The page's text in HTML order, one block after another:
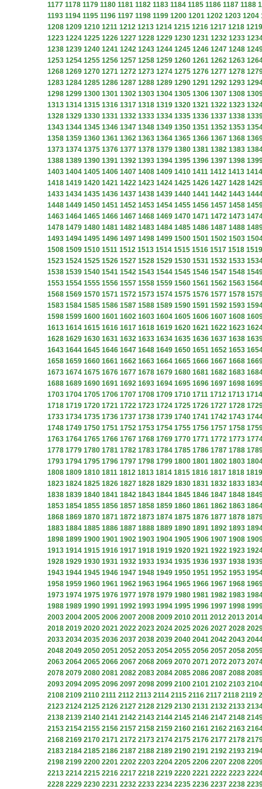
1177 1178 1179 1180 1181 1182 1183 1184 1185 1186 1187 1188
1193 1194 1195 1196 1197 1198 1199 1200 1201 1202 1203 1204
1208 1209 1210 1211 1212 1213 1214 1215 1216 1217 1218 1219
1223 1224 1225 1226 1227 1228 1229 1230 1231 1232 1233
1238 1239 1240 1241 1242 1243 1244 1245 1246 1247 1248
1253 1254 1255 1256 1257 1258 1259 1260 1261 1262 1263
1268 1269 1270 1271 1272 1273 1274 1275 1276 1277 1278
1283 1284 1285 1286 1287 1288 1289 1290 1291 1292 1293
1298 1299 1300 1301 1302 1303 1304 1305 1306 1307 1308
1313 1314 1315 1316 1317 1318 1319 1320 1321 1322 1323
1328 1329 1330 1331 1332 1333 1334 1335 1336 1337 1338
1343 1344 1345 1346 1347 1348 1349 1350 1351 1352 1353
1358 1359 1360 1361 1362 1363 1364 1365 1366 1367 1368
1373 1374 1375 1376 1377 1378 1379 1380 1381 1382 1383
1388 1389 1390 1391 1392 1393 1394 1395 1396 1397 1398
1403 1404 1405 1406 1407 1408 1409 1410 1411 1412 1413 1414
1418 1419 1420 1421 1422 1423 1424 1425 1426 1427 1428
1433 1434 1435 1436 1437 1438 1439 1440 1441 1442 1443
1448 1449 1450 1451 1452 1453 1454 1455 1456 1457 1458
1463 1464 1465 1466 1467 1468 1469 1470 1471 1472 1473
1478 1479 1480 1481 1482 1483 1484 1485 1486 1487 1488
1493 1494 1495 1496 1497 1498 1499 1500 1501 1502 1503
1508 1509 1510 1511 1512 1513 1514 1515 1516 1517 1518 1519
1523 1524 1525 1526 1527 1528 1529 1530 1531 1532 1533
1538 1539 1540 1541 1542 1543 1544 1545 1546 1547 1548
1553 1554 1555 1556 1557 1558 1559 1560 1561 1562 1563
1568 1569 1570 1571 1572 1573 1574 1575 1576 1577 1578
1583 1584 1585 1586 1587 1588 1589 1590 1591 1592 1593
1598 1599 1600 1601 1602 1603 1604 1605 1606 1607 1608
1613 1614 1615 1616 1617 1618 1619 1620 1621 1622 1623
1628 1629 1630 1631 1632 1633 1634 1635 1636 1637 1638
1643 1644 1645 1646 1647 1648 1649 1650 1651 1652 1653
1658 1659 1660 1661 1662 1663 1664 1665 1666 1667 1668
1673 1674 1675 1676 1677 1678 1679 1680 1681 1682 1683
1688 1689 1690 1691 1692 1693 1694 1695 1696 1697 1698
1703 1704 1705 1706 1707 1708 1709 1710 1711 1712 1713 1714
1718 1719 1720 1721 1722 1723 1724 1725 1726 1727 1728
1733 1734 1735 1736 1737 1738 1739 1740 1741 1742 1743
1748 1749 1750 1751 1752 1753 1754 1755 1756 1757 1758
1763 1764 1765 1766 1767 1768 1769 1770 1771 1772 1773
1778 1779 1780 1781 1782 1783 1784 1785 1786 1787 1788
1793 1794 1795 1796 1797 1798 1799 1800 1801 1802 1803
1808 1809 1810 1811 1812 1813 1814 1815 1816 1817 1818 1819
1823 1824 1825 1826 1827 1828 1829 1830 1831 1832 1833
1838 1839 1840 1841 1842 1843 1844 1845 1846 1847 1848
1853 1854 1855 1856 1857 1858 1859 1860 1861 1862 1863
1868 1869 1870 1871 1872 1873 1874 1875 1876 1877 1878
1883 1884 1885 1886 1887 1888 1889 1890 1891 1892 1893
1898 1899 1900 1901 1902 1903 1904 1905 1906 1907 1908
1913 1914 1915 1916 1917 1918 1919 1920 1921 1922 1923
1928 1929 1930 1931 1932 1933 1934 1935 1936 1937 1938
1943 1944 1945 1946 1947 1948 1949 1950 1951 1952 1953
1958 1959 1960 1961 1962 1963 1964 1965 1966 1967 1968
1973 1974 1975 1976 1977 1978 1979 1980 1981 1982 1983
1988 1989 1990 1991 1992 1993 1994 1995 1996 1997 1998
2003 2004 2005 2006 2007 2008 2009 2010 2011 2012 2013 2014
2018 2019 2020 2021 2022 2023 2024 2025 2026 2027 2028
2033 2034 2035 2036 2037 2038 2039 2040 2041 2042 2043
2048 2049 2050 2051 2052 2053 2054 2055 2056 2057 2058
2063 2064 2065 2066 2067 2068 2069 2070 2071 2072 2073
2078 2079 2080 2081 2082 2083 2084 2085 2086 2087 2088
2093 2094 2095 2096 2097 2098 2099 2100 2101 2102 2103
2108 2109 2110 2111 2112 2113 2114 2115 2116 2117 2118 2119
2123 2124 2125 2126 2127 2128 2129 2130 2131 2132 2133
2138 2139 2140 2141 2142 2143 2144 2145 2146 2147 2148
2153 2154 2155 2156 2157 2158 2159 2160 2161 2162 2163
2168 2169 2170 2171 2172 2173 2174 2175 2176 2177 2178
2183 2184 2185 2186 2187 2188 2189 2190 2191 2192 2193
2198 2199 2200 2201 2202 2203 2204 2205 2206 2207 2208
2213 2214 2215 2216 2217 2218 2219 2220 2221 2222 2223
2228 2229 2230 2231 2232 2233 2234 2235 2236 2237 2238